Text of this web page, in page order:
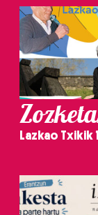
Lazkao Txikik